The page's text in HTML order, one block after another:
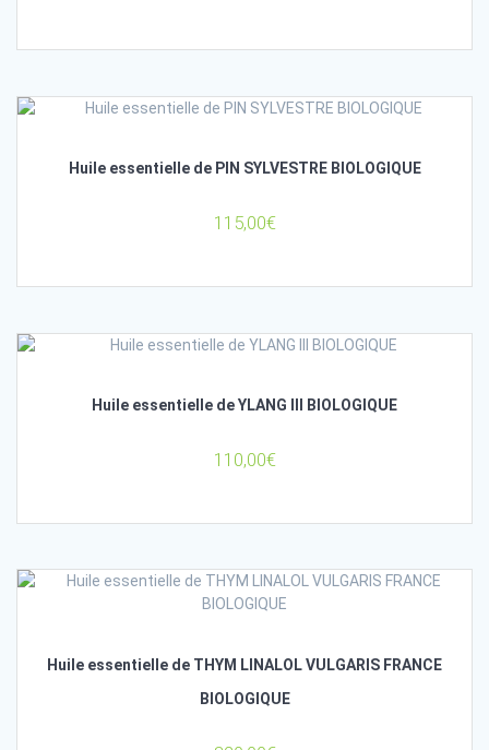
Huile essentielle de PIN SYLVESTRE BIOLOGIQUE
115,00€
Huile essentielle de YLANG III BIOLOGIQUE
110,00€
Huile essentielle de THYM LINALOL VULGARIS FRANCE
BIOLOGIQUE